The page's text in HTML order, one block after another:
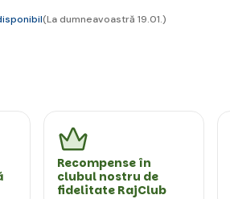
(La dumneavoastră 19.01.)
Recompense în
clubul nostru de
fidelitate RajClub